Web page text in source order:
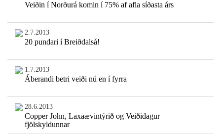
Veiðin í Norðurá komin í 75% af afla síðasta árs
2.7.2013
20 pundari í Breiðdalsá!
1.7.2013
Áberandi betri veiði nú en í fyrra
28.6.2013
Copper John, Laxaævintýrið og Veiðidagur
fjölskyldunnar